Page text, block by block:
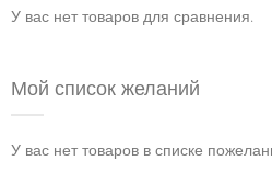
У вас нет товаров для сравнения.
Мой список желаний
У вас нет товаров в списке